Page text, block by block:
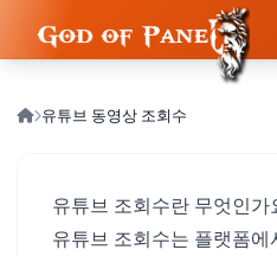
유튜브 동영상 조회수
유튜브 조회수란 무엇인가
유튜브 조회수는 플랫폼